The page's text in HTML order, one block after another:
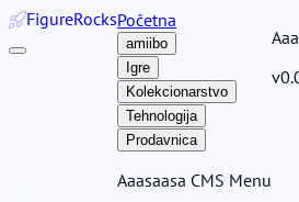
FigureRocksPočetna
amiibo
Igre
Kolekcionarstvo
Tehnologija
Prodavnica
Aaasaasa CMS Menu